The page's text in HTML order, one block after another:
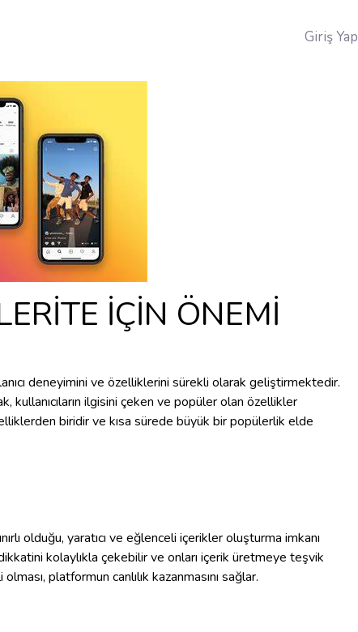
Giriş Yap
İÇİN ÖNEMİ
deneyimini ve özelliklerini sürekli olarak geliştirmektedir.
kullanıcıların ilgisini çeken ve popüler olan özellikler
biridir ve kısa sürede büyük bir popülerlik elde
olduğu, yaratıcı ve eğlenceli içerikler oluşturma imkanı
kolaylıkla çekebilir ve onları içerik üretmeye teşvik
platformun canlılık kazanmasını sağlar.